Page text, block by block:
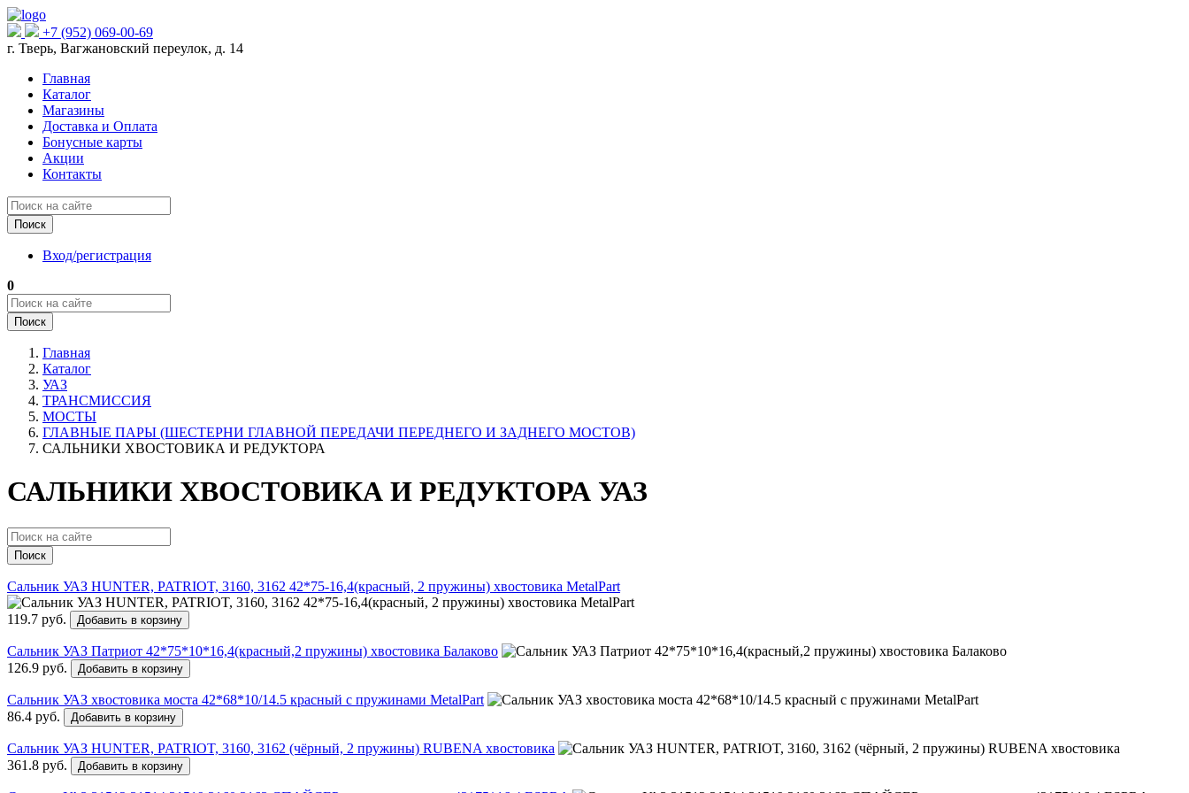
+7 (952) 069-00-69
г. Тверь, Вагжановский переулок, д. 14
Главная
Каталог
Магазины
Доставка и Оплата
Бонусные карты
Акции
Контакты
Поиск
Вход/регистрация
0
Поиск
Главная
Каталог
УАЗ
ТРАНСМИССИЯ
МОСТЫ
ГЛАВНЫЕ ПАРЫ (ШЕСТЕРНИ ГЛАВНОЙ ПЕРЕДАЧИ ПЕРЕДНЕГО И ЗАДНЕГО МОСТОВ)
САЛЬНИКИ ХВОСТОВИКА И РЕДУКТОРА
САЛЬНИКИ ХВОСТОВИКА И РЕДУКТОРА УАЗ
Поиск
Сальник УАЗ HUNTER, PATRIOT, 3160, 3162 42*75-16,4(красный, 2 пружины) хвостовика MetalPart
119.7 руб. Добавить в корзину
Сальник УАЗ Патриот 42*75*10*16,4(красный,2 пружины) хвостовика Балаково
126.9 руб.
Добавить в корзину
Сальник УАЗ хвостовика моста 42*68*10/14.5 красный с пружинами MetalPart
86.4 руб.
Добавить в корзину
Сальник УАЗ HUNTER, PATRIOT, 3160, 3162 (чёрный, 2 пружины) RUBENA хвостовика
361.8 руб.
Добавить в корзину